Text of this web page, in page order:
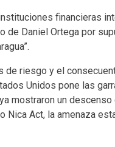
financieras
de Daniel Ortega por
de riesgo y el
Unidos pone las
mostraron un
Nica Act, la amenaza